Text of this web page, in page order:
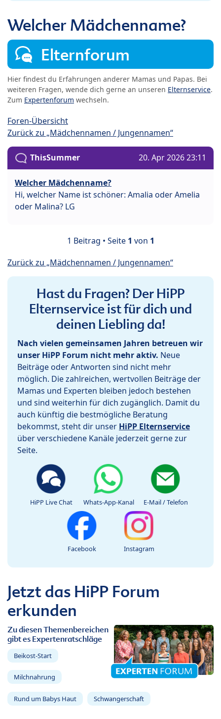
Welcher Mädchenname?
Elternforum
Hier findest du Erfahrungen anderer Mamas und Papas. Bei
weiteren Fragen, wende dich gerne an unseren Elternservice.
Zum Expertenforum wechseln.
Foren-Übersicht
Zurück zu „Mädchennamen / Jungennamen“
ThisSummer 20. Apr 2026 23:11
Welcher Mädchenname?
Hi, welcher Name ist schöner: Amalia oder Amelia
oder Malina? LG
1 Beitrag • Seite 1 von 1
Zurück zu „Mädchennamen / Jungennamen“
Hast du Fragen? Der HiPP
Elternservice ist für dich und
deinen Liebling da!
Nach vielen gemeinsamen Jahren betreuen wir
unser HiPP Forum nicht mehr aktiv. Neue
Beiträge oder Antworten sind nicht mehr
möglich. Die zahlreichen, wertvollen Beiträge der
Mamas und Experten bleiben jedoch bestehen
und sind weiterhin für dich zugänglich. Damit du
auch künftig die bestmögliche Beratung
bekommst, steht dir unser HiPP Elternservice
über verschiedene Kanäle jederzeit gerne zur
Seite.
HiPP Live Chat Whats-App-Kanal E-Mail / Telefon
Facebook Instagram
Jetzt das HiPP Forum
erkunden
Zu diesen Themenbereichen
gibt es Expertenratschläge
Beikost-Start
Milchnahrung
Rund um Babys Haut Schwangerschaft